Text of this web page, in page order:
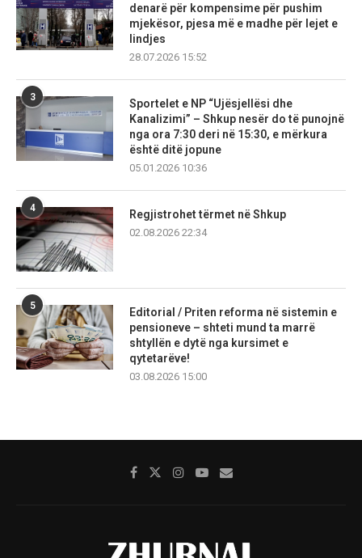
denarë për kompensime për pushim
mjekësor, pjesa më e madhe për lejet e
lindjes
28.07.2026 15:52
3
Sportelet e NP “Ujësjellësi dhe
Kanalizimi” – Shkup nesër do të punojnë
nga ora 7:30 deri në 15:30, e mërkura
është ditë jopune
05.01.2026 10:36
4
Regjistrohet tërmet në Shkup
02.08.2026 22:34
5
Editorial / Priten reforma në sistemin e
pensioneve – shteti mund ta marrë
shtyllën e dytë nga kursimet e
qytetarëve!
03.08.2026 15:00